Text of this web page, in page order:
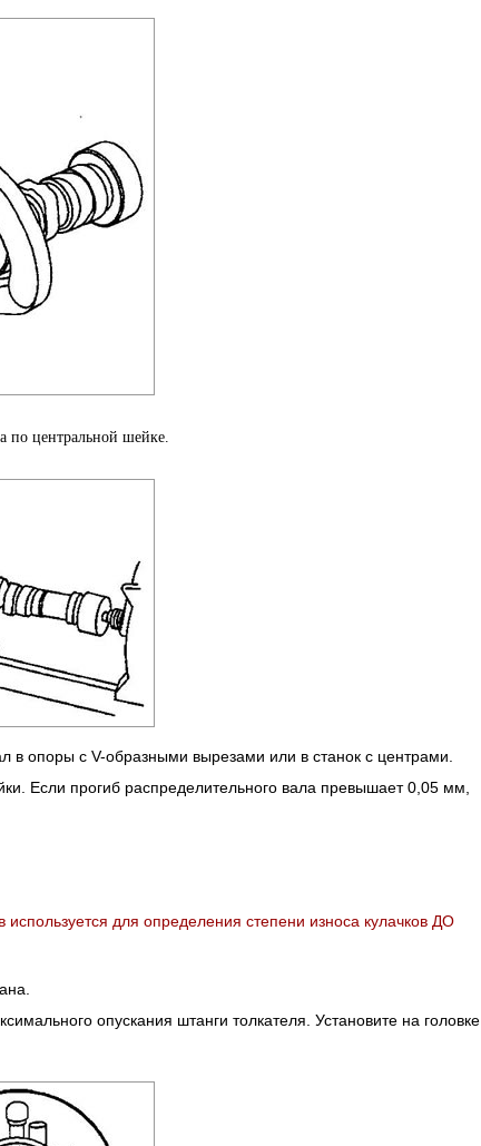
по центральной шейке.
в опоры с V-образными вырезами или в станок с центрами.
Если прогиб распределительного вала превышает 0,05 мм,
для определения степени износа кулачков ДО
опускания штанги толкателя. Установите на головке